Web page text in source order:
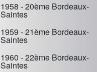
1958 - 20ème Bordeaux-
Saintes
1959 - 21ème Bordeaux-
Saintes
1960 - 22ème Bordeaux-
Saintes